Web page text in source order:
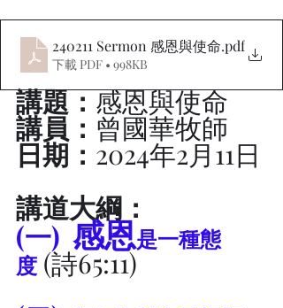
240211 Sermon 感恩與使命.pdf
下載 PDF • 998KB
講題：感恩與使命
講員： 曾國華牧師
日期： 2024年2月11日
講道大綱：
(一) 感恩是一種態
度 (詩65:11)